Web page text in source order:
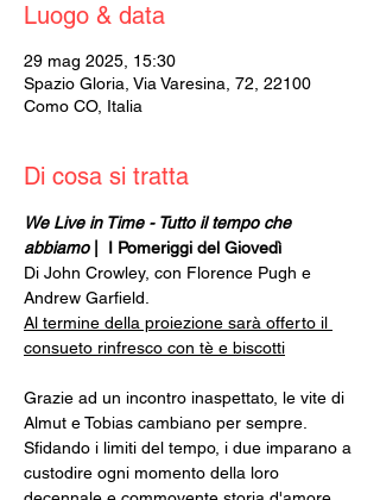
Luogo & data
29 mag 2025, 15:30
Spazio Gloria, Via Varesina, 72, 22100
Como CO, Italia
Di cosa si tratta
We Live in Time - Tutto il tempo che
abbiamo |  I Pomeriggi del Giovedì
Di John Crowley, con Florence Pugh e
Andrew Garfield.
Al termine della proiezione sarà offerto il
consueto rinfresco con tè e biscotti
Grazie ad un incontro inaspettato, le vite di
Almut e Tobias cambiano per sempre.
Sfidando i limiti del tempo, i due imparano a
custodire ogni momento della loro